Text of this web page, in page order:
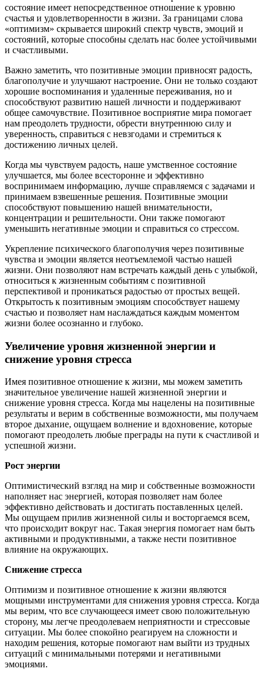
состояние имеет непосредственное отношение к уровню
счастья и удовлетворенности в жизни. За границами слова
«оптимизм» скрывается широкий спектр чувств, эмоций и
состояний, которые способны сделать нас более устойчивыми
и счастливыми.
Важно заметить, что позитивные эмоции привносят радость,
благополучие и улучшают настроение. Они не только создают
хорошие воспоминания и удаленные переживания, но и
способствуют развитию нашей личности и поддерживают
общее самочувствие. Позитивное восприятие мира помогает
нам преодолеть трудности, обрести внутреннюю силу и
уверенность, справиться с невзгодами и стремиться к
достижению личных целей.
Когда мы чувствуем радость, наше умственное состояние
улучшается, мы более всесторонне и эффективно
воспринимаем информацию, лучше справляемся с задачами и
принимаем взвешенные решения. Позитивные эмоции
способствуют повышению нашей внимательности,
концентрации и решительности. Они также помогают
уменьшить негативные эмоции и справиться со стрессом.
Укрепление психического благополучия через позитивные
чувства и эмоции является неотъемлемой частью нашей
жизни. Они позволяют нам встречать каждый день с улыбкой,
относиться к жизненным событиям с позитивной
перспективой и проникаться радостью от простых вещей.
Открытость к позитивным эмоциям способствует нашему
счастью и позволяет нам наслаждаться каждым моментом
жизни более осознанно и глубоко.
Увеличение уровня жизненной энергии и
снижение уровня стресса
Имея позитивное отношение к жизни, мы можем заметить
значительное увеличение нашей жизненной энергии и
снижение уровня стресса. Когда мы нацелены на позитивные
результаты и верим в собственные возможности, мы получаем
второе дыхание, ощущаем волнение и вдохновение, которые
помогают преодолеть любые преграды на пути к счастливой и
успешной жизни.
Рост энергии
Оптимистический взгляд на мир и собственные возможности
наполняет нас энергией, которая позволяет нам более
эффективно действовать и достигать поставленных целей.
Мы ощущаем прилив жизненной силы и восторгаемся всем,
что происходит вокруг нас. Такая энергия помогает нам быть
активными и продуктивными, а также нести позитивное
влияние на окружающих.
Снижение стресса
Оптимизм и позитивное отношение к жизни являются
мощными инструментами для снижения уровня стресса. Когда
мы верим, что все случающееся имеет свою положительную
сторону, мы легче преодолеваем неприятности и стрессовые
ситуации. Мы более спокойно реагируем на сложности и
находим решения, которые помогают нам выйти из трудных
ситуаций с минимальными потерями и негативными
эмоциями.